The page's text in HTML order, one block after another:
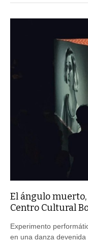
Centro Cultural
Experimento
en una danza devenida
manifiesto vivo sobre